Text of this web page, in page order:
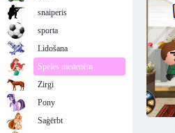
snaiperis
sporta
Lidošana
Spēles meitenēm
Zirgi
Pony
Saģērbt